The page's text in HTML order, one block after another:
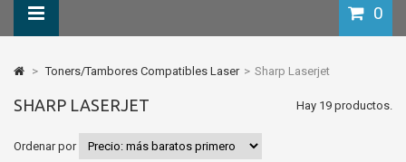
0
> Toners/Tambores Compatibles Laser > Sharp Laserjet
SHARP LASERJET Hay 19 productos.
Ordenar por